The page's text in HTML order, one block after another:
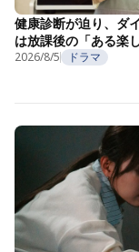
健康診断が迫り、ダ
は放課後の「ある楽
2026/8/5 ドラマ